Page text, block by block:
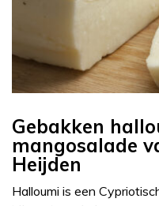
Gebakken
mangosalade
Heijden
Halloumi is een